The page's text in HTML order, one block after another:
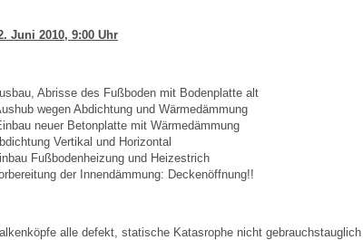
Juni 2010, 9:00 Uhr
Abrisse des Fußboden mit Bodenplatte alt
wegen Abdichtung und Wärmedämmung
neuer Betonplatte mit Wärmedämmung
Vertikal und Horizontal
Fußbodenheizung und Heizestrich
der Innendämmung: Deckenöffnung!!
alle defekt, statische Katasrophe nicht gebrauchstauglich